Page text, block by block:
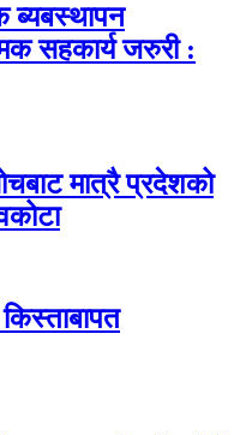
ब्यबस्थापन
सहकार्य जरुरी :
मात्रै प्रदेशको